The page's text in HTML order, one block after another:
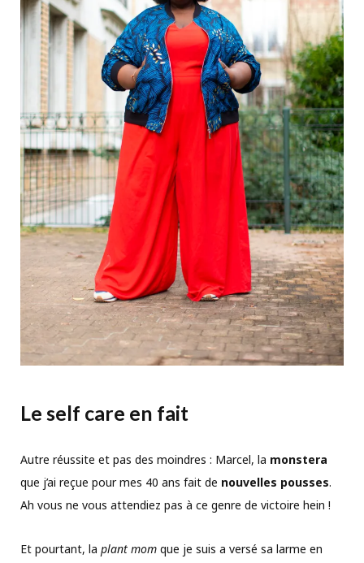
Le self care en fait
Autre réussite et pas des moindres : Marcel, la monstera
que j’ai reçue pour mes 40 ans fait de nouvelles pousses.
Ah vous ne vous attendiez pas à ce genre de victoire hein !
Et pourtant, la plant mom que je suis a versé sa larme en